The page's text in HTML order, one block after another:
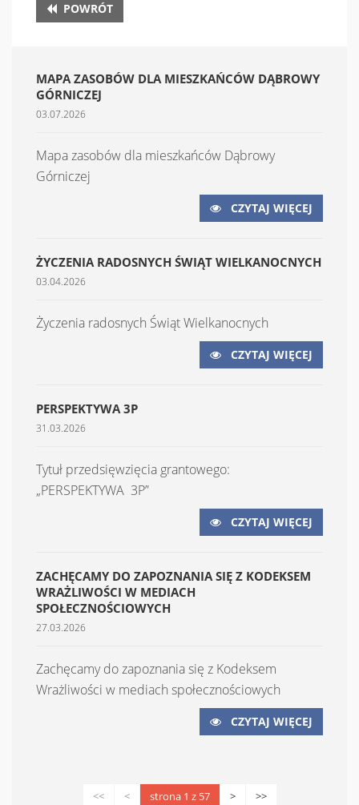
POWRÓT
MAPA ZASOBÓW DLA MIESZKAŃCÓW DĄBROWY
GÓRNICZEJ
03.07.2026
Mapa zasobów dla mieszkańców Dąbrowy
Górniczej
CZYTAJ WIĘCEJ
ŻYCZENIA RADOSNYCH ŚWIĄT WIELKANOCNYCH
03.04.2026
Życzenia radosnych Świąt Wielkanocnych
CZYTAJ WIĘCEJ
PERSPEKTYWA 3P
31.03.2026
Tytuł przedsięwzięcia grantowego:
„PERSPEKTYWA 3P”
CZYTAJ WIĘCEJ
ZACHĘCAMY DO ZAPOZNANIA SIĘ Z KODEKSEM
WRAŻLIWOŚCI W MEDIACH
SPOŁECZNOŚCIOWYCH
27.03.2026
Zachęcamy do zapoznania się z Kodeksem
Wrażliwości w mediach społecznościowych
CZYTAJ WIĘCEJ
<< < strona 1 z 57 > >>